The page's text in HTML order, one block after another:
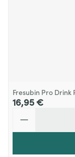
Fresubin Pro Drink
16,95 €